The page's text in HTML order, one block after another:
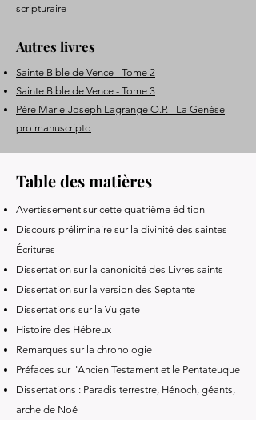
scripturaire
Autres livres
Sainte Bible de Vence - Tome 2
Sainte Bible de Vence - Tome 3
Père Marie-Joseph Lagrange O.P. - La Genèse
pro manuscripto
Table des matières
Avertissement sur cette quatrième édition
Discours préliminaire sur la divinité des saintes
Écritures
Dissertation sur la canonicité des Livres saints
Dissertation sur la version des Septante
Dissertations sur la Vulgate
Histoire des Hébreux
Remarques sur la chronologie
Préfaces sur l'Ancien Testament et le Pentateuque
Dissertations : Paradis terrestre, Hénoch, géants,
arche de Noé